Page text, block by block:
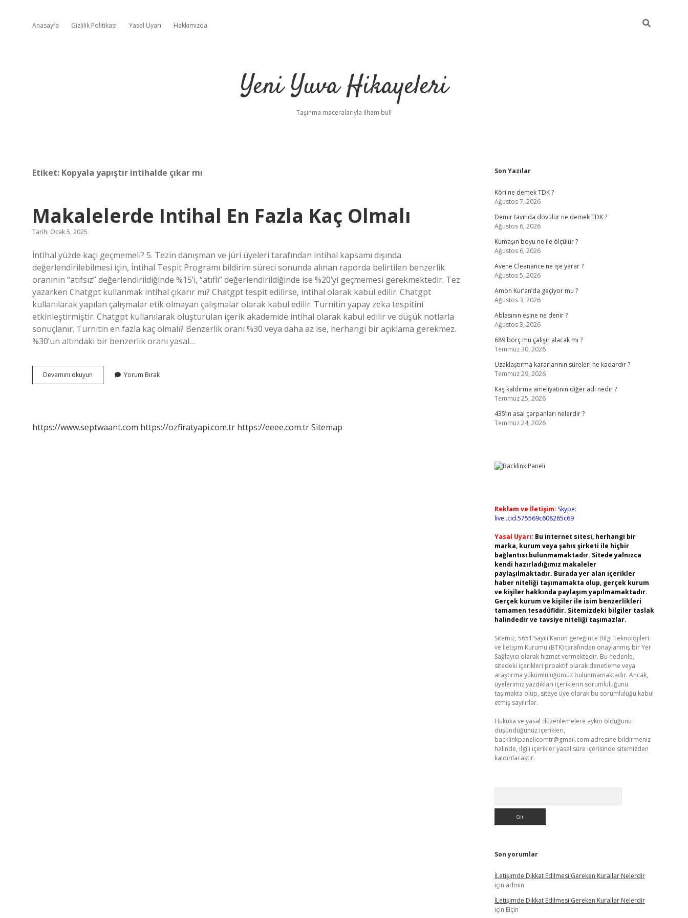
Anasayfa Gizlilik Politikası Yasal Uyarı Hakkımızda
Yeni Yuva Hikayeleri
Taşınma maceralarıyla ilham bul!
Etiket: Kopyala yapıştır intihalde çıkar mı
Makalelerde Intihal En Fazla Kaç Olmalı
Tarih: Ocak 5, 2025
İntihal yüzde kaçı geçmemeli? 5. Tezin danışman ve jüri üyeleri tarafından intihal kapsamı dışında
değerlendirilebilmesi için, İntihal Tespit Programı bildirim süreci sonunda alınan raporda belirtilen benzerlik
oranının “atıfsız” değerlendirildiğinde %15’i, “atıflı” değerlendirildiğinde ise %20’yi geçmemesi gerekmektedir. Tez
yazarken Chatgpt kullanmak intihal çıkarır mı? Chatgpt tespit edilirse, intihal olarak kabul edilir. Chatgpt
kullanılarak yapılan çalışmalar etik olmayan çalışmalar olarak kabul edilir. Turnitin yapay zeka tespitini
etkinleştirmiştir. Chatgpt kullanılarak oluşturulan içerik akademide intihal olarak kabul edilir ve düşük notlarla
sonuçlanır. Turnitin en fazla kaç olmalı? Benzerlik oranı %30 veya daha az ise, herhangi bir açıklama gerekmez.
%30’un altındaki bir benzerlik oranı yasal…
Devamını okuyun Makalelerde
Intihal
Yorum Bırak
https://www.septwaant.com https://ozfiratyapi.com.tr https://eeee.com.trSitemap
Sidebar
Son Yazılar
Köri ne demek TDK ?
Ağustos 7, 2026
Demir tavında dövülür ne demek TDK ?
Ağustos 6, 2026
Kumaşın boyu ne ile ölçülür ?
Ağustos 6, 2026
Avene Cleanance ne işe yarar ?
Ağustos 5, 2026
Amon Kur’an’da geçiyor mu ?
Ağustos 3, 2026
Ablasının eşine ne denir ?
Ağustos 3, 2026
689 borç mu çalişir alacak mı ?
Temmuz 30, 2026
Uzaklaştırma kararlarının süreleri ne kadardır ?
Temmuz 29, 2026
Kaş kaldırma ameliyatının diğer adı nedir ?
Temmuz 25, 2026
435’in asal çarpanları nelerdir ?
Temmuz 24, 2026
Reklam ve İletişim: Skype:
live:.cid.575569c608265c69
Yasal Uyarı: Bu internet sitesi, herhangi bir
marka, kurum veya şahıs şirketi ile hiçbir
bağlantısı bulunmamaktadır. Sitede yalnızca
kendi hazırladığımız makaleler
paylaşılmaktadır. Burada yer alan içerikler
haber niteliği taşımamakta olup, gerçek kurum
ve kişiler hakkında paylaşım yapılmamaktadır.
Gerçek kurum ve kişiler ile isim benzerlikleri
tamamen tesadüfidir. Sitemizdeki bilgiler taslak
halindedir ve tavsiye niteliği taşımazlar.
Sitemiz, 5651 Sayılı Kanun gereğince Bilgi Teknolojileri
ve İletişim Kurumu (BTK) tarafından onaylanmış bir Yer
Sağlayıcı olarak hizmet vermektedir. Bu nedenle,
sitedeki içerikleri proaktif olarak denetleme veya
araştırma yükümlülüğümüz bulunmamaktadır. Ancak,
üyelerimiz yazdıkları içeriklerin sorumluluğunu
taşımakta olup, siteye üye olarak bu sorumluluğu kabul
etmiş sayılırlar.
Hukuka ve yasal düzenlemelere aykırı olduğunu
düşündüğünüz içerikleri,
backlinkpanelicomtr@gmail.com adresine bildirmeniz
halinde, ilgili içerikler yasal süre içerisinde sitemizden
kaldırılacaktır.
Son yorumlar
İLetişimde Dikkat Edilmesi Gereken Kurallar Nelerdir
için admin
İLetişimde Dikkat Edilmesi Gereken Kurallar Nelerdir
için Elçin
hiltonbetBetexper giriş adresi